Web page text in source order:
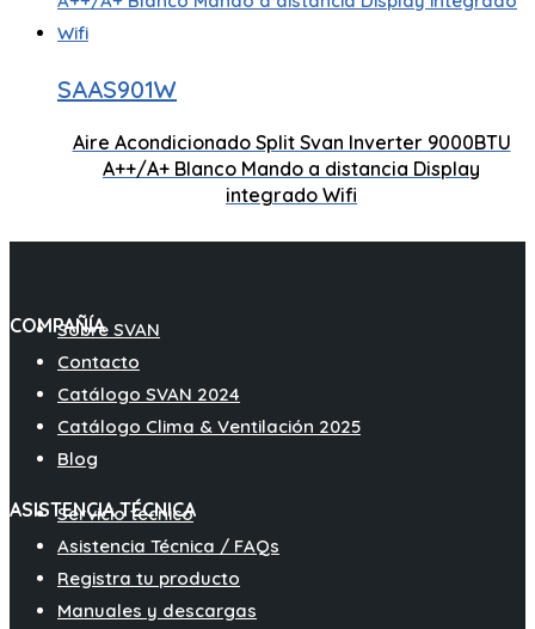
SAAS901W
Aire Acondicionado Split Svan Inverter 9000BTU
A++/A+ Blanco Mando a distancia Display
integrado Wifi
Motor Inverter
Mando a distancia 275 x
COMPAÑÍASobre SVAN
Contacto
Catálogo SVAN 2024
Catálogo Clima & Ventilación 2025
Blog
ASISTENCIA TÉCNICA
Servicio técnico
Asistencia Técnica / FAQs
Registra tu producto
Manuales y descargas